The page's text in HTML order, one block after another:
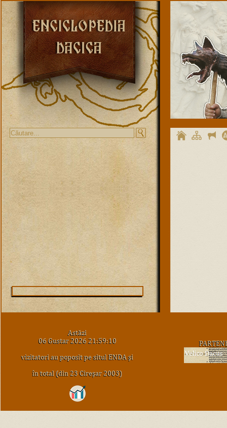
Astăzi
06 Gustar 2026 21:59:10
vizitatori au poposit pe situl ENDA şi
în total (din 23 Cireşar 2003)